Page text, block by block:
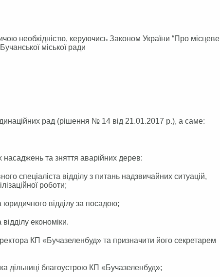
необхідністю, керуючись Законом України “Про місцеве
міської ради
рад (рішення № 14 від 21.01.2017 р.), а саме:
та зняття аварійних дерев:
спеціаліста відділу з питань надзвичайних ситуацій,
роботи;
юридичного відділу за посадою;
відділу економіки.
КП «Бучазеленбуд» та призначити його секретарем
дільниці благоустрою КП «Бучазеленбуд»;